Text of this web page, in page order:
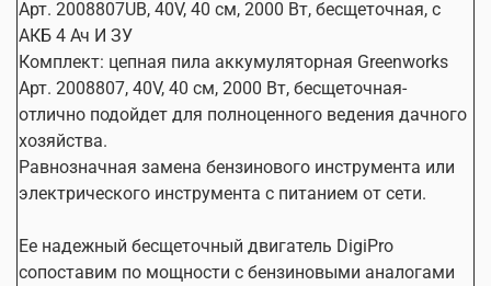
предохранителя)
Щиток защиты от
отскока
Да
Материал зубчатого
упора
Металл
Индикатор остатка
масла
Да
рукоятка
Материал работы
дерево
Арт. 2008807UB, 40V, 40 см, 2000 Вт, бесщеточная, c
АКБ 4 Ач И ЗУ
Комплект: цепная пила аккумуляторная Greenworks
Арт. 2008807, 40V, 40 см, 2000 Вт, бесщеточная-
отлично подойдет для полноценного ведения дачного
хозяйства.
Равнозначная замена бензинового инструмента или
электрического инструмента с питанием от сети.
Ее надежный бесщеточный двигатель DigiPro
сопоставим по мощности с бензиновыми аналогами